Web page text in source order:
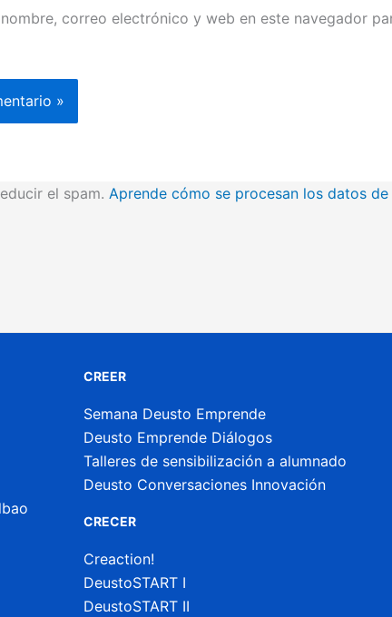
correo electrónico y web en este navegador
el spam. Aprende cómo se procesan los datos
CREER
Semana Deusto Emprende
Deusto Emprende Diálogos
Talleres de sensibilización a alumnado
Deusto Conversaciones Innovación
CRECER
Creaction!
DeustoSTART I
DeustoSTART II